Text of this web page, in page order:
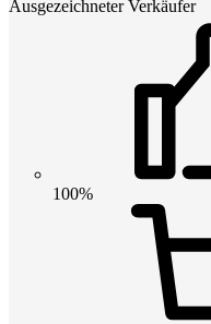
Ausgezeichneter Verkäufer
100%